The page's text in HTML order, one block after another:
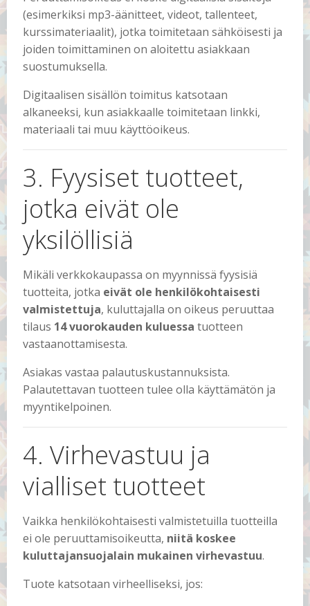
(esimerkiksi mp3-äänitteet, videot, tallenteet,
kurssimateriaalit), jotka toimitetaan sähköisesti ja
joiden toimittaminen on aloitettu asiakkaan
suostumuksella.
Digitaalisen sisällön toimitus katsotaan
alkaneeksi, kun asiakkaalle toimitetaan linkki,
materiaali tai muu käyttöoikeus.
3. Fyysiset tuotteet,
jotka eivät ole
yksilöllisiä
Mikäli verkkokaupassa on myynnissä fyysisiä
tuotteita, jotka eivät ole henkilökohtaisesti
valmistettuja, kuluttajalla on oikeus peruuttaa
tilaus 14 vuorokauden kuluessa tuotteen
vastaanottamisesta.
Asiakas vastaa palautuskustannuksista.
Palautettavan tuotteen tulee olla käyttämätön ja
myyntikelpoinen.
4. Virhevastuu ja
vialliset tuotteet
Vaikka henkilökohtaisesti valmistetuilla tuotteilla
ei ole peruuttamisoikeutta, niitä koskee
kuluttajansuojalain mukainen virhevastuu.
Tuote katsotaan virheelliseksi, jos: